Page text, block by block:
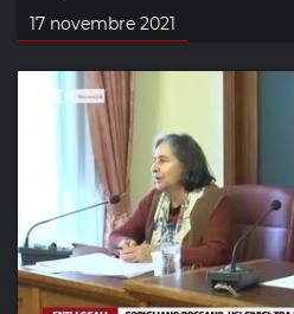
17 novembre 2021